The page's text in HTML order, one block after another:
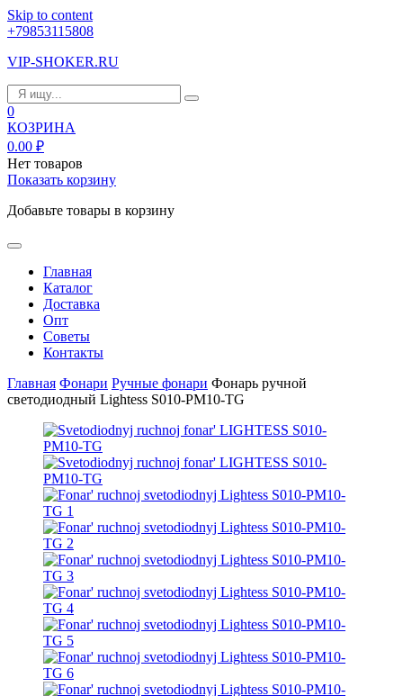
Skip to content
+79853115808
VIP-SHOKER.RU
0
КОЗРИНА
0.00 ₽
Нет товаров
Показать корзину
Добавьте товары в корзину
Главная
Каталог
Доставка
Опт
Советы
Контакты
Главная Фонари Ручные фонари Фонарь ручной
светодиодный Lightess S010-PM10-TG